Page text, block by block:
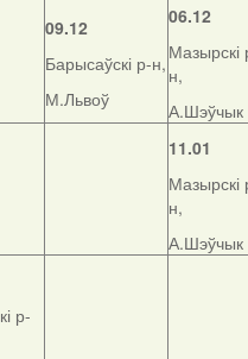
09.12
Барысаўскі р-н,
М.Львоў
06.12
Мазырскі
н,
А.Шэўчык
11.01
Мазырскі
н,
А.Шэўчык
р-